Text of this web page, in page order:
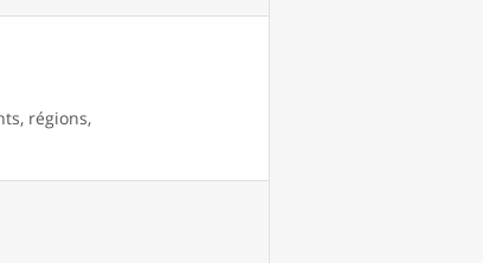
régions,